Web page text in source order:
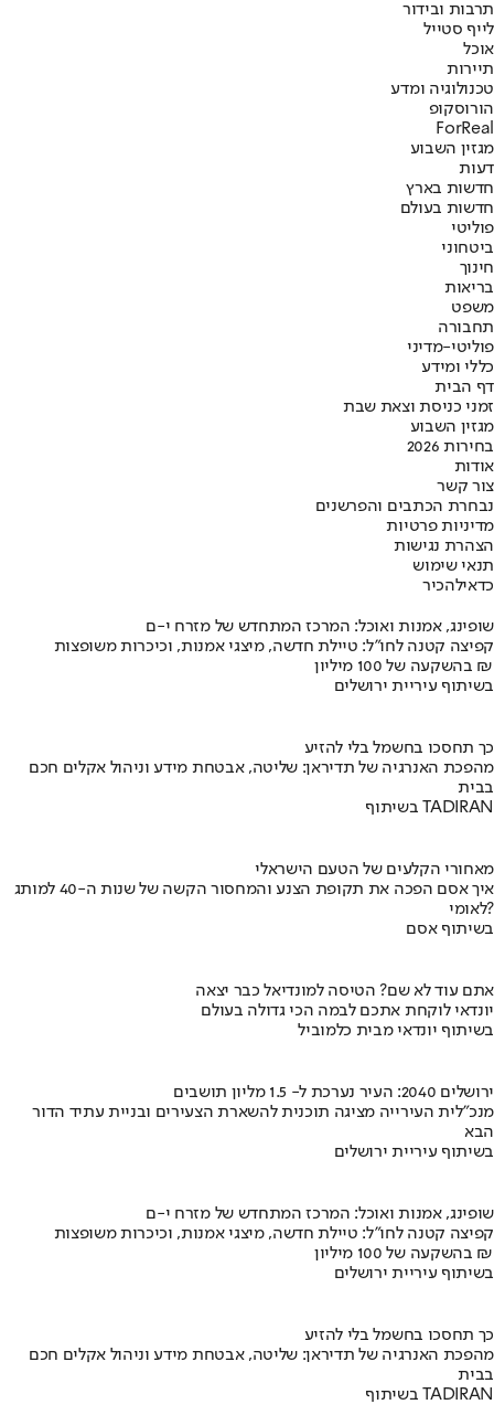
תרבות ובידור
לייף סטייל
אוכל
תיירות
טכנולוגיה ומדע
הורוסקופ
ForReal
מגזין השבוע
דעות
חדשות בארץ
חדשות בעולם
פוליטי
ביטחוני
חינוך
בריאות
משפט
תחבורה
פוליטי-מדיני
כללי ומידע
דף הבית
זמני כניסת וצאת שבת
מגזין השבוע
בחירות 2026
אודות
צור קשר
נבחרת הכתבים והפרשנים
מדיניות פרטיות
הצהרת נגישות
תנאי שימוש
כדאילהכיר
שופינג, אמנות ואוכל: המרכז המתחדש של מזרח י-ם
קפיצה קטנה לחו"ל: טיילת חדשה, מיצגי אמנות, וכיכרות משופצות
בהשקעה של 100 מיליון ₪
בשיתוף עיריית ירושלים
כך תחסכו בחשמל בלי להזיע
מהפכת האנרגיה של תדיראן: שליטה, אבטחת מידע וניהול אקלים חכם
בבית
בשיתוף TADIRAN
מאחורי הקלעים של הטעם הישראלי
איך אסם הפכה את תקופת הצנע והמחסור הקשה של שנות ה-40 למותג
לאומי?
בשיתוף אסם
אתם עוד לא שם? הטיסה למונדיאל כבר יצאה
יונדאי לוקחת אתכם לבמה הכי גדולה בעולם
בשיתוף יונדאי מבית כלמוביל
ירושלים 2040: העיר נערכת ל- 1.5 מליון תושבים
מנכ"לית העירייה מציגה תוכנית להשארת הצעירים ובניית עתיד הדור
הבא
בשיתוף עיריית ירושלים
שופינג, אמנות ואוכל: המרכז המתחדש של מזרח י-ם
קפיצה קטנה לחו"ל: טיילת חדשה, מיצגי אמנות, וכיכרות משופצות
בהשקעה של 100 מיליון ₪
בשיתוף עיריית ירושלים
כך תחסכו בחשמל בלי להזיע
מהפכת האנרגיה של תדיראן: שליטה, אבטחת מידע וניהול אקלים חכם
בבית
בשיתוף TADIRAN